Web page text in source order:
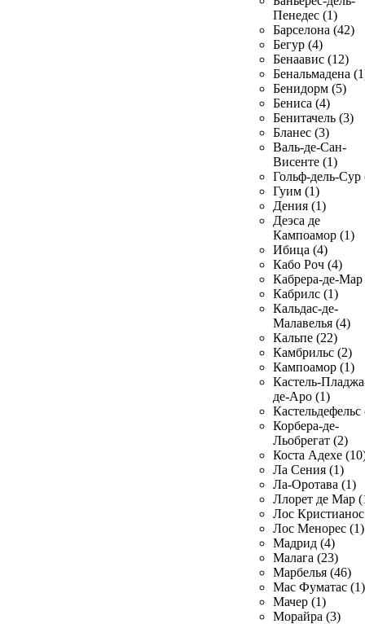
Пенедес (1)
Барселона (42)
Бегур (4)
Бенаавис (12)
Бенальмадена
Бенидорм (5)
Бениса (4)
Бенитачель (3)
Бланес (3)
Валь-де-Сан-
Висенте (1)
Гольф-дель-Сур
Гуим (1)
Дения (1)
Деэса де
Кампоамор (1)
Ибица (4)
Кабо Роч (4)
Кабрера-де-Мар
Кабрилс (1)
Кальдас-де-
Малавелья (4)
Кальпе (22)
Камбрильс (2)
Кампоамор (1)
Кастель-
де-Аро (1)
Кастельдефельс
Корбера-де-
Льобрегат (2)
Коста Адехе
Ла Сения (1)
Ла-Оротава (1)
Ллорет де Мар
Лос
Лос Менорес (1)
Мадрид (4)
Малага (23)
Марбелья (46)
Мас Фуматас (1)
Мачер (1)
Морайра (3)